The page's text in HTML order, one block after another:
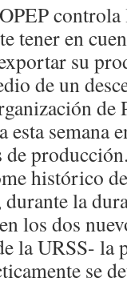
tener en
su
de un
de
semana
histórico
la
los dos
la URSS- la
se